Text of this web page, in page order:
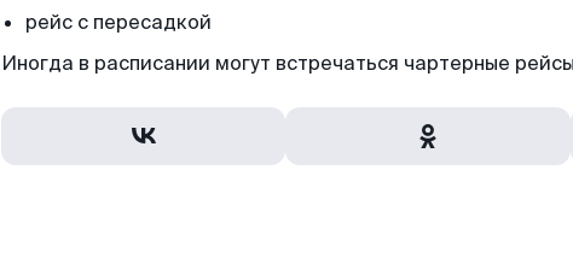
рейс с пересадкой
Иногда в расписании могут встречаться чартерные